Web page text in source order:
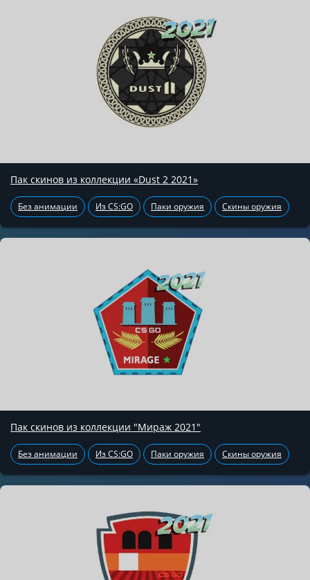
Пак скинов из коллекции «Dust 2 2021»
Без анимации Из CS:GO Паки оружия Скины оружия
Пак скинов из коллекции "Мираж 2021"
Без анимации Из CS:GO Паки оружия Скины оружия